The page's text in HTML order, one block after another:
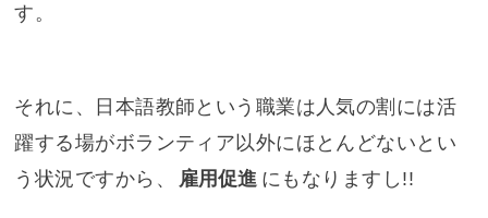
す。
それに、日本語教師という職業は人気の割には活
躍する場がボランティア以外にほとんどないとい
う状況ですから、
雇用促進 にもなりますし!!